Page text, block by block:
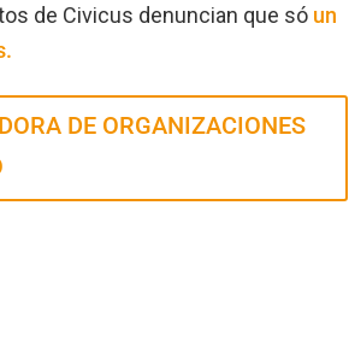
de Civicus denuncian que só un
DE ORGANIZACIONES